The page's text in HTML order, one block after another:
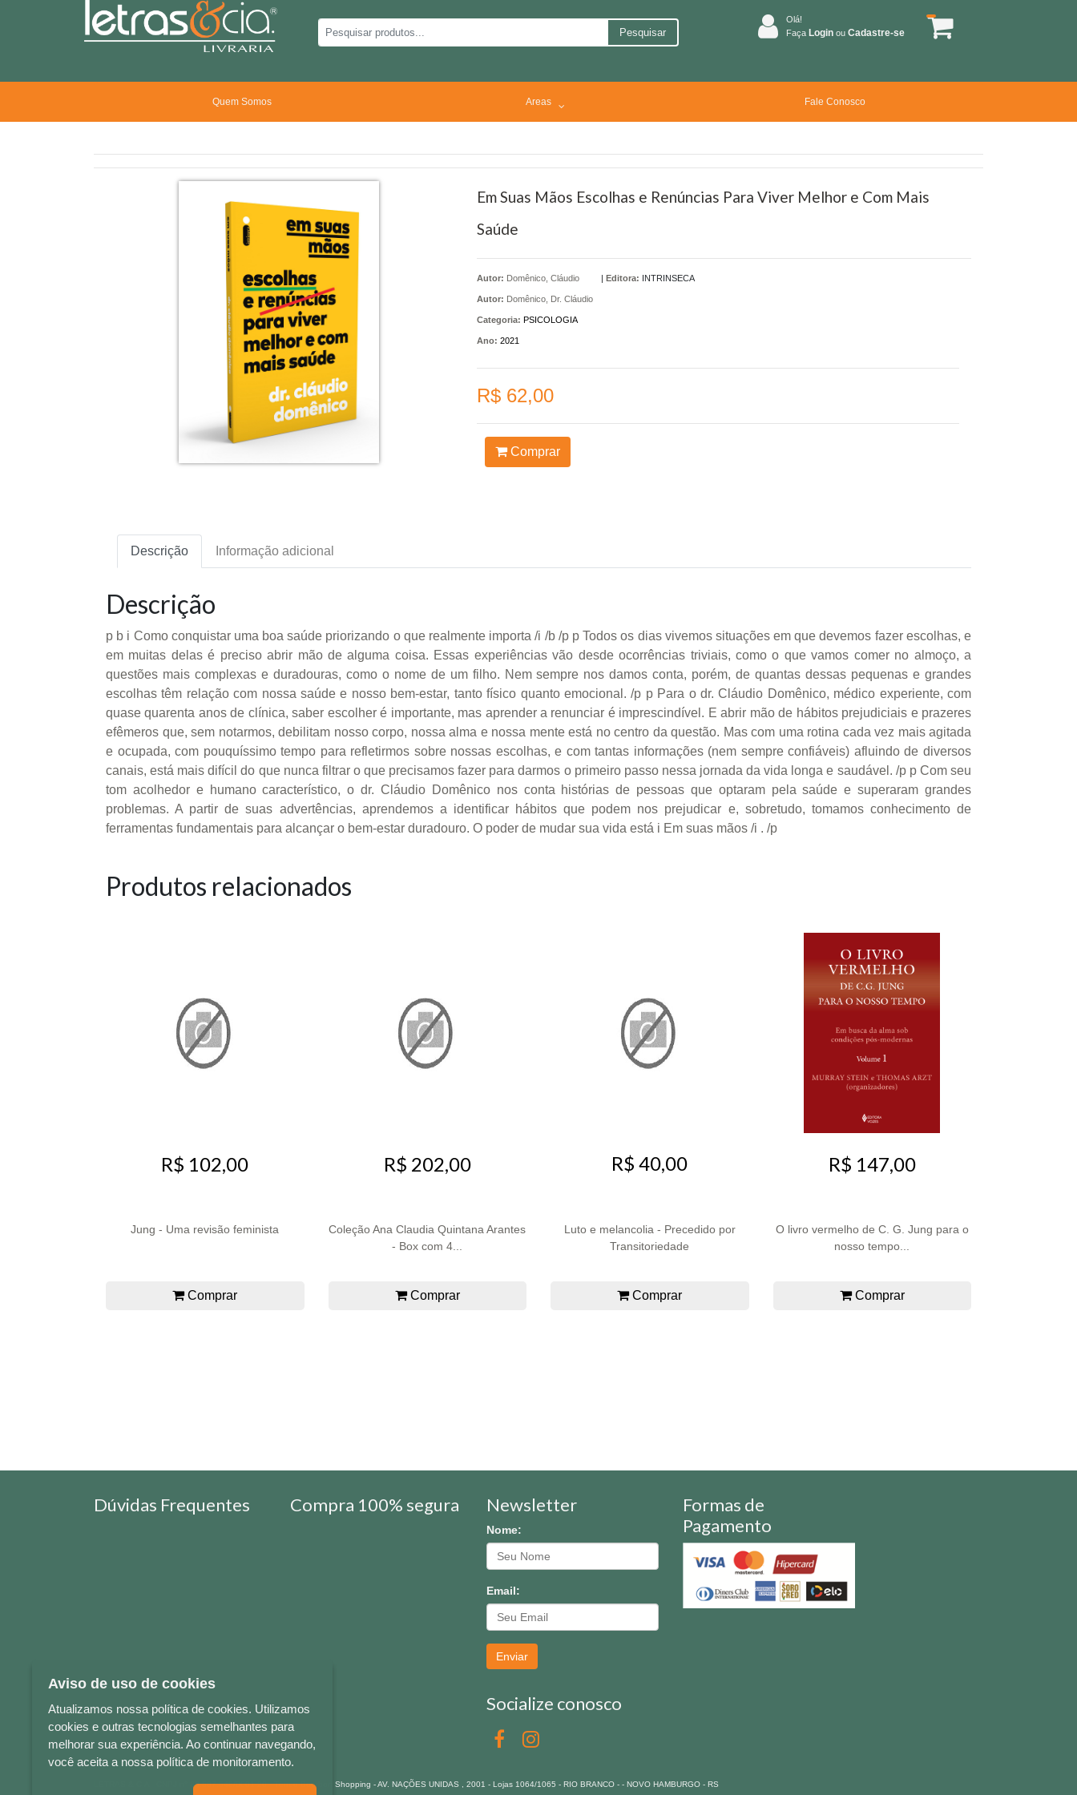
Pesquisar
Olá!
Faça Login ou Cadastre-se
Quem Somos Areas Fale Conosco
Em Suas Mãos Escolhas e Renúncias Para Viver Melhor e Com Mais
Saúde
Autor: Domênico, Cláudio
Autor: Domênico, Dr. Cláudio
| Editora: INTRINSECA
Categoria: PSICOLOGIA
Ano: 2021
R$ 62,00
Comprar
Descrição Informação adicional
Descrição
p b i Como conquistar uma boa saúde priorizando o que realmente importa /i /b /p p Todos os dias vivemos situações em que devemos fazer escolhas, e
em muitas delas é preciso abrir mão de alguma coisa. Essas experiências vão desde ocorrências triviais, como o que vamos comer no almoço, a
questões mais complexas e duradouras, como o nome de um filho. Nem sempre nos damos conta, porém, de quantas dessas pequenas e grandes
escolhas têm relação com nossa saúde e nosso bem-estar, tanto físico quanto emocional. /p p Para o dr. Cláudio Domênico, médico experiente, com
quase quarenta anos de clínica, saber escolher é importante, mas aprender a renunciar é imprescindível. E abrir mão de hábitos prejudiciais e prazeres
efêmeros que, sem notarmos, debilitam nosso corpo, nossa alma e nossa mente está no centro da questão. Mas com uma rotina cada vez mais agitada
e ocupada, com pouquíssimo tempo para refletirmos sobre nossas escolhas, e com tantas informações (nem sempre confiáveis) afluindo de diversos
canais, está mais difícil do que nunca filtrar o que precisamos fazer para darmos o primeiro passo nessa jornada da vida longa e saudável. /p p Com seu
tom acolhedor e humano característico, o dr. Cláudio Domênico nos conta histórias de pessoas que optaram pela saúde e superaram grandes
problemas. A partir de suas advertências, aprendemos a identificar hábitos que podem nos prejudicar e, sobretudo, tomamos conhecimento de
ferramentas fundamentais para alcançar o bem-estar duradouro. O poder de mudar sua vida está i Em suas mãos /i . /p
Produtos relacionados
R$ 102,00
Jung - Uma revisão feminista
Comprar
R$ 202,00
Coleção Ana Claudia Quintana Arantes
- Box com 4...
Comprar
R$ 40,00
Luto e melancolia - Precedido por
Transitoriedade
Comprar
R$ 147,00
O livro vermelho de C. G. Jung para o
nosso tempo...
Comprar
Dúvidas Frequentes Compra 100% segura Newsletter
Nome:
Email:
Enviar
Socialize conosco
Formas de
Pagamento
LETRAS & CIA - CNPJ n° 88.587.548/0001-20 - Térreo Bourbon Shopping - AV. NAÇÕES UNIDAS , 2001 - Lojas 1064/1065 - RIO BRANCO - - NOVO HAMBURGO - RS
Aviso de uso de cookies
Atualizamos nossa política de cookies. Utilizamos
cookies e outras tecnologias semelhantes para
melhorar sua experiência. Ao continuar navegando,
você aceita a nossa política de monitoramento.